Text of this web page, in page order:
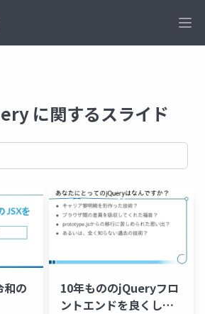
に関するスライド
の
10年もののjQueryフロ
ントエンドを良くして